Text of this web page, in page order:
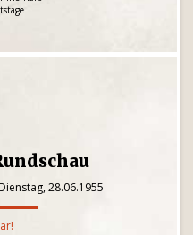
28.06.1955